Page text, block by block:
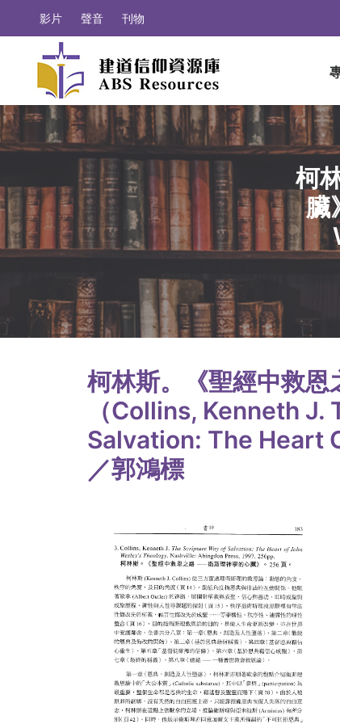
影片 聲音 刊物
柯
臟
柯林斯。《聖經中救恩
（Collins, Kenneth
Salvation: The Heart
／郭鴻標